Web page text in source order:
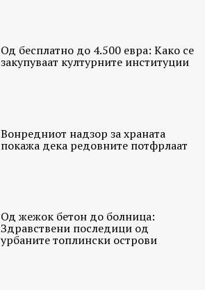
Од бесплатно до 4.500 евра: Како се
закупуваат културните институции
Вонредниот надзор за храната
покажа дека редовните потфрлаат
Од жежок бетон до болница:
Здравствени последици од
урбаните топлински острови